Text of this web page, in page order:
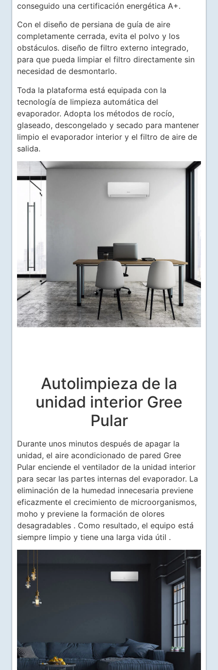
conseguido una certificación energética A+.
Con el diseño de persiana de guía de aire
completamente cerrada, evita el polvo y los
obstáculos. diseño de filtro externo integrado,
para que pueda limpiar el filtro directamente sin
necesidad de desmontarlo.
Toda la plataforma está equipada con la
tecnología de limpieza automática del
evaporador. Adopta los métodos de rocío,
glaseado, descongelado y secado para mantener
limpio el evaporador interior y el filtro de aire de
salida.
Autolimpieza de la
unidad interior Gree
Pular
Durante unos minutos después de apagar la
unidad, el aire acondicionado de pared Gree
Pular enciende el ventilador de la unidad interior
para secar las partes internas del evaporador. La
eliminación de la humedad innecesaria previene
eficazmente el crecimiento de microorganismos,
moho y previene la formación de olores
desagradables . Como resultado, el equipo está
siempre limpio y tiene una larga vida útil .